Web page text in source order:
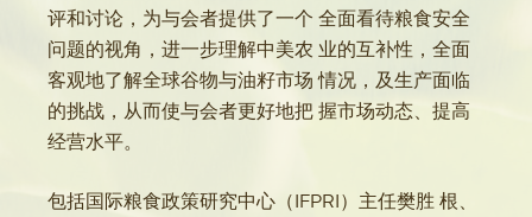
评和讨论，为与会者提供了一个 全面看待粮食安全
问题的视角，进一步理解中美农 业的互补性，全面
客观地了解全球谷物与油籽市场 情况，及生产面临
的挑战，从而使与会者更好地把 握市场动态、提高
经营水平。
包括国际粮食政策研究中心（IFPRI）主任樊胜 根、